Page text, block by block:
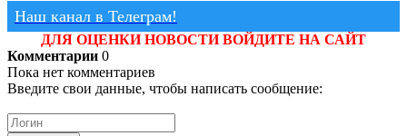
Наш канал в Телеграм!
ДЛЯ ОЦЕНКИ НОВОСТИ ВОЙДИТЕ НА САЙТ
Комментарии 0
Пока нет комментариев
Введите свои данные, чтобы написать сообщение: